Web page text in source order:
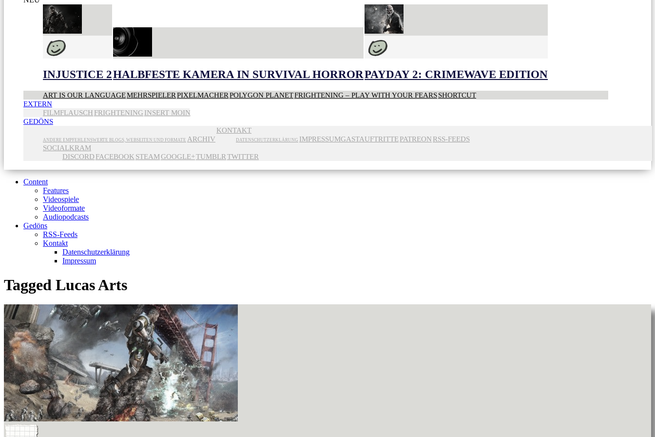
INJUSTICE 2HALBFESTE KAMERA IN SURVIVAL HORRORPAYDAY 2: CRIMEWAVE EDITION
ART IS OUR LANGUAGEMEHRSPIELERPIXELMACHERPOLYGON PLANETFRIGHTENING – PLAY WITH YOUR FEARSSHORTCUT
EXTERN
FILMFLAUSCH FRIGHTENING INSERT MOIN
GEDÖNS
ANDERE EMPFEHLENSWERTE BLOGS, WEBSEITEN UND FORMATE ARCHIV
KONTAKT
DATENSCHUTZERKLÄRUNG IMPRESSUMGASTAUFTRITTEPATREON RSS-FEEDS
SOCIALKRAM
DISCORD FACEBOOK STEAMGOOGLE+TUMBLRTWITTER
Content
Features
Videospiele
Videoformate
Audiopodcasts
Gedöns
RSS-Feeds
Kontakt
Datenschutzerklärung
Impressum
Tagged Lucas Arts